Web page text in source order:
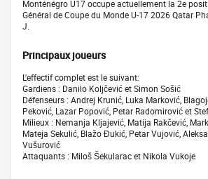
Monténégro U17 occupe actuellement la 2e
Général de Coupe du Monde U-17 2026 Qatar
J.
Principaux joueurs
L'effectif complet est le suivant:
Gardiens : Danilo Koljčević et Simon Sošić
Défenseurs : Andrej Krunić, Luka Marković,
Peković, Lazar Popović, Petar Radomirović et
Milieux : Nemanja Kljajević, Matija Rakčević,
Mateja Sekulić, Blažo Đukić, Petar Vujović,
Vušurović
Attaquants : Miloš Šekularac et Nikola Vukoje